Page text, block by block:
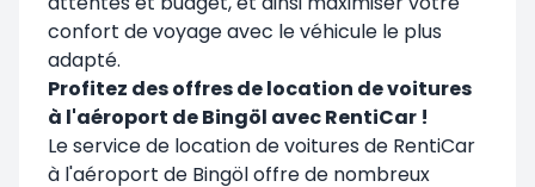
confort de voyage avec le véhicule le plus
adapté.
Profitez des offres de location de voitures
à l'aéroport de Bingöl avec RentiCar !
Le service de location de voitures de RentiCar
à l'aéroport de Bingöl offre de nombreux